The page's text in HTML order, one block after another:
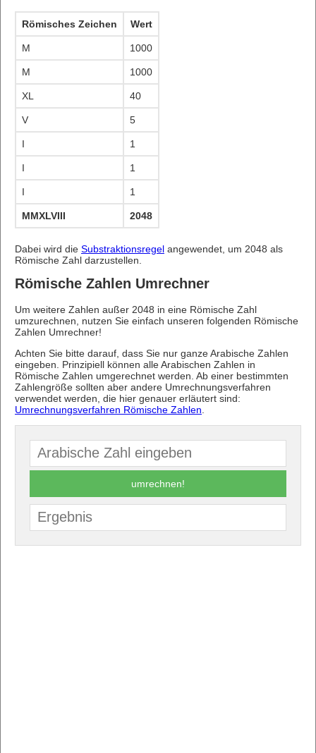
Römisches Zeichen Wert
M 1000
M 1000
XL 40
V 5
I 1
I 1
I 1
MMXLVIII 2048
Dabei wird die Substraktionsregel angewendet, um 2048 als
Römische Zahl darzustellen.
Römische Zahlen Umrechner
Um weitere Zahlen außer 2048 in eine Römische Zahl
umzurechnen, nutzen Sie einfach unseren folgenden Römische
Zahlen Umrechner!
Achten Sie bitte darauf, dass Sie nur ganze Arabische Zahlen
eingeben. Prinzipiell können alle Arabischen Zahlen in
Römische Zahlen umgerechnet werden. Ab einer bestimmten
Zahlengröße sollten aber andere Umrechnungsverfahren
verwendet werden, die hier genauer erläutert sind:
Umrechnungsverfahren Römische Zahlen
umrechnen!